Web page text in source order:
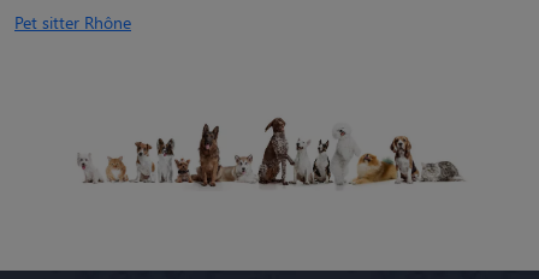
Pet sitter Rhône